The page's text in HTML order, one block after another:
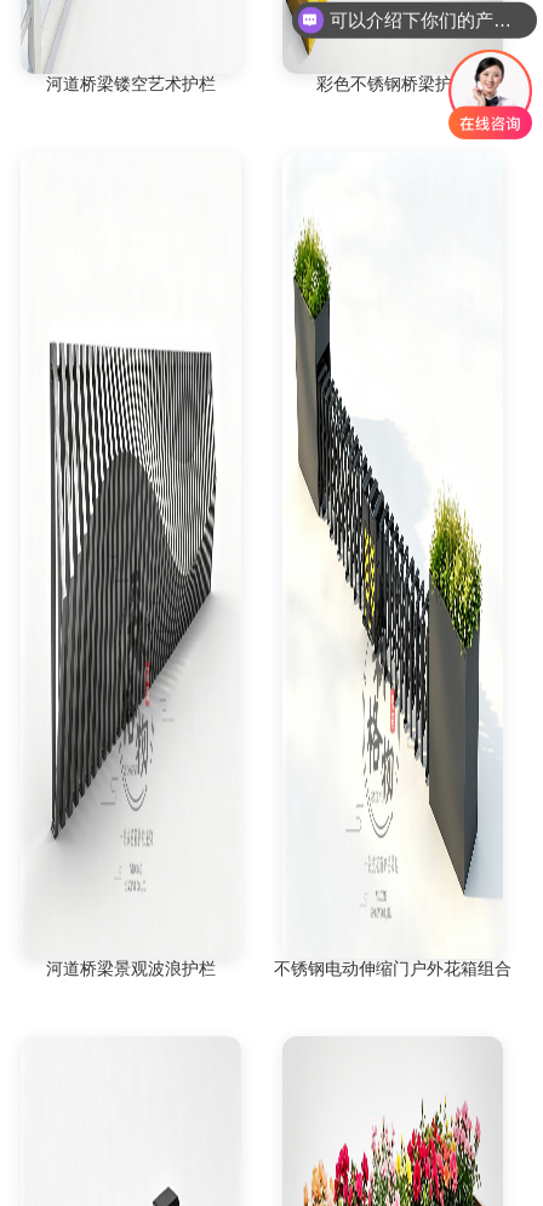
河道桥梁镂空艺术护栏 彩色不锈钢桥梁护栏
河道桥梁景观波浪护栏 不锈钢电动伸缩门户外花箱组合
可以介绍下你们的产品么